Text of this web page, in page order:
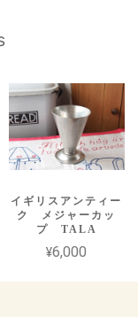
イギリスアンティー
ク メジャーカッ
プ TALA
¥6,000